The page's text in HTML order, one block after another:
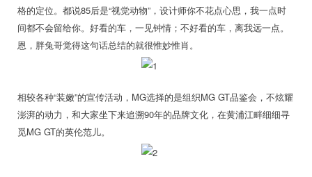
格的定位。都说85后是“视觉动物”，设计师你不花点心思，我一点时
间都不会留给你。好看的车，一见钟情；不好看的车，离我远一点。
恩，胖兔哥觉得这句话总结的就很惟妙惟肖。
相较各种“装嫩”的宣传活动，MG选择的是组织MG GT品鉴会，不炫耀
澎湃的动力，和大家坐下来追溯90年的品牌文化，在黄浦江畔细细寻
觅MG GT的英伦范儿。